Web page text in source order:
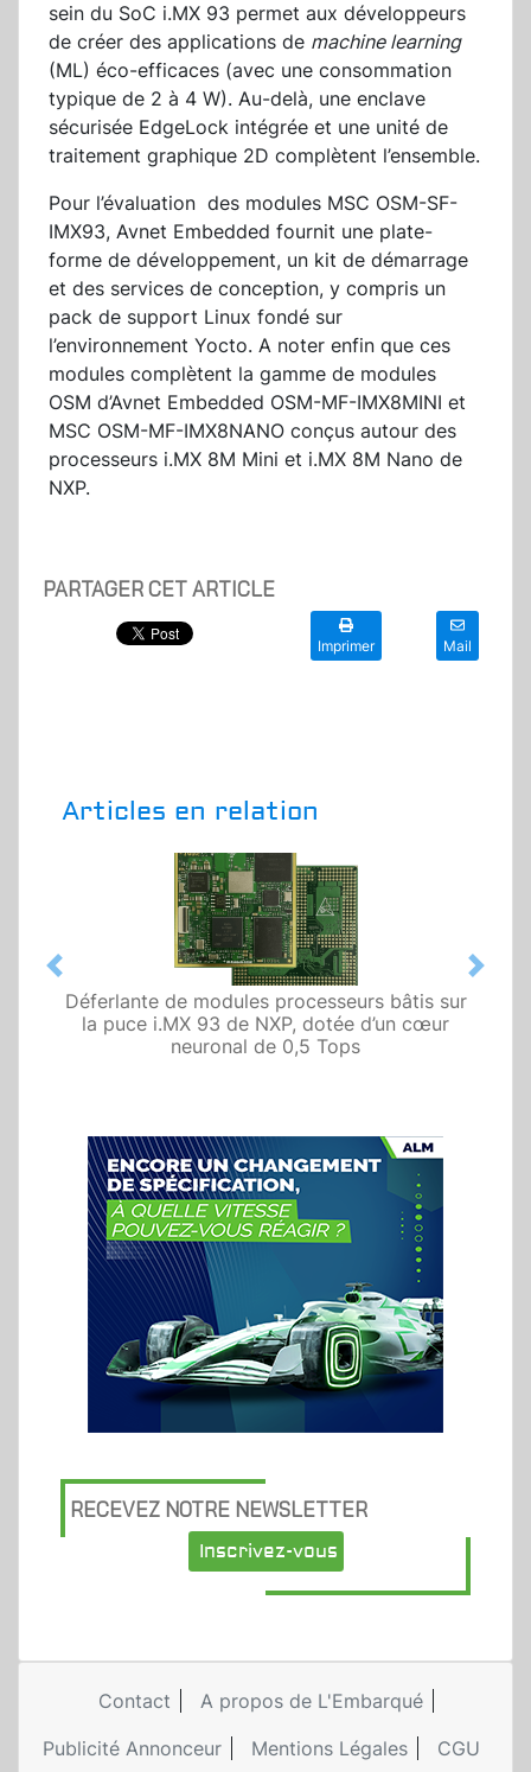
sein du SoC i.MX 93 permet aux développeurs
de créer des applications de machine learning
(ML) éco-efficaces (avec une consommation
typique de 2 à 4 W). Au-delà, une enclave
sécurisée EdgeLock intégrée et une unité de
traitement graphique 2D complètent l’ensemble.
Pour l’évaluation des modules MSC OSM-SF-
IMX93, Avnet Embedded fournit une plate-
forme de développement, un kit de démarrage
et des services de conception, y compris un
pack de support Linux fondé sur
l’environnement Yocto. A noter enfin que ces
modules complètent la gamme de modules
OSM d’Avnet Embedded OSM-MF-IMX8MINI et
MSC OSM-MF-IMX8NANO conçus autour des
processeurs i.MX 8M Mini et i.MX 8M Nano de
NXP.
PARTAGER CET ARTICLE
Imprimer Mail
Articles en relation
Déferlante de modules processeurs bâtis sur
la puce i.MX 93 de NXP, dotée d’un cœur
neuronal de 0,5 Tops
Previous Next
RECEVEZ NOTRE NEWSLETTER
Inscrivez-vous
Contact
A propos de L'Embarqué
Publicité Annonceur
Mentions Légales CGU